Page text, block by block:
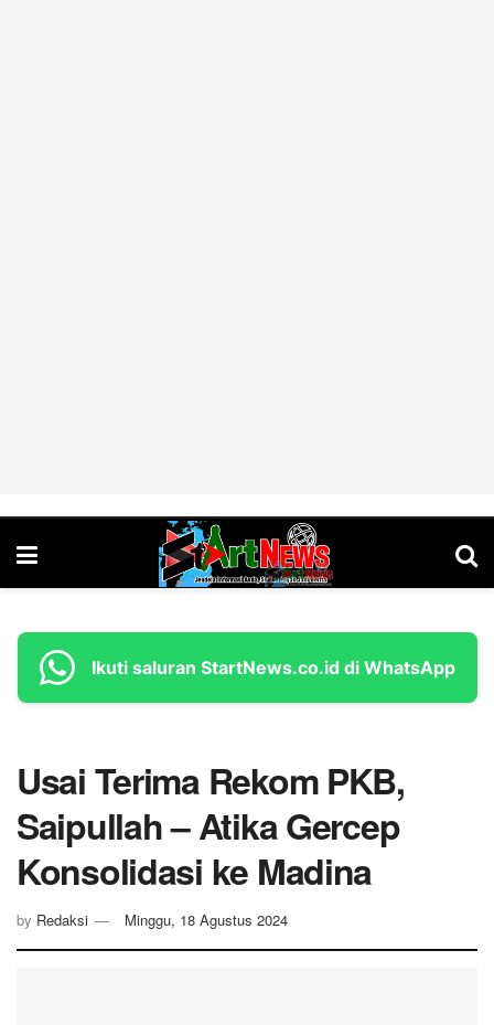
Ikuti saluran StartNews.co.id di WhatsApp
Usai Terima Rekom PKB,
Saipullah – Atika Gercep
Konsolidasi ke Madina
by Redaksi Minggu, 18 Agustus 2024